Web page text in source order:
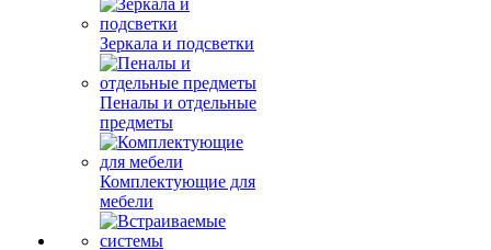
Зеркала и подсветки
Пеналы и отдельные
предметы
Комплектующие для
мебели